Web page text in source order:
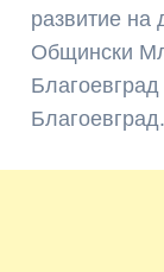
развитие на
Общински
Благоевград.